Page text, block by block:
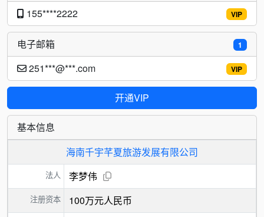
VIP
155****2222
1
电子邮箱
VIP
251***@***.com
开通VIP
基本信息
海南千宇芊夏旅游发展有限公司
法人 李梦伟
注册资本 100万元人民币